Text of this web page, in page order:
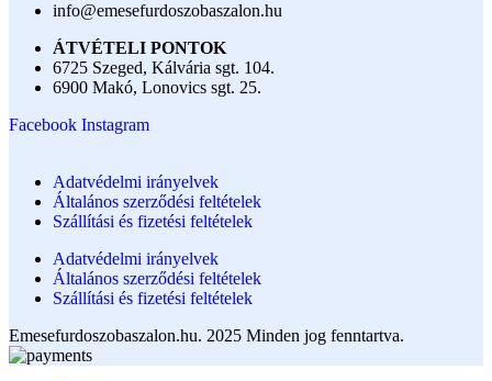
info@emesefurdoszobaszalon.hu
ÁTVÉTELI PONTOK
6725 Szeged, Kálvária sgt. 104.​
6900 Makó, Lonovics sgt. 25.
Facebook Instagram
Adatvédelmi irányelvek
Általános szerződési feltételek
Szállítási és fizetési feltételek
Adatvédelmi irányelvek
Általános szerződési feltételek
Szállítási és fizetési feltételek
Emesefurdoszobaszalon.hu. 2025 Minden jog fenntartva.